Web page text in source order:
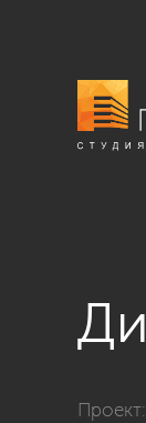
Проект: